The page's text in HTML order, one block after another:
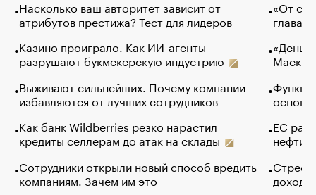
Насколько ваш авторитет зависит от
атрибутов престижа? Тест для лидеров
Казино проиграло. Как ИИ-агенты
разрушают букмекерскую индустрию
Выживают сильнейших. Почему компании
избавляются от лучших сотрудников
Как банк Wildberries резко нарастил
кредиты селлерам до атак на склады
Сотрудники открыли новый способ вредить
компаниям. Зачем им это
«От
глава
Маск в
основ
ЕС
нефти